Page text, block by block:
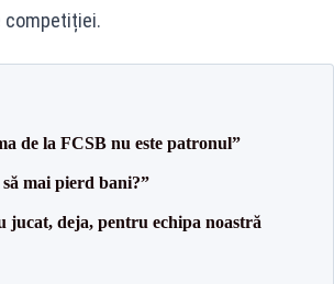
competiției.
de la FCSB nu este patronul”
mai pierd bani?”
jucat, deja, pentru echipa noastră